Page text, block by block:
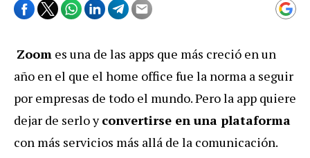
Zoom es una de las apps que más creció en un
año en el que el home office fue la norma a seguir
por empresas de todo el mundo. Pero la app quiere
dejar de serlo yconvertirse en una plataforma
con más servicios más allá de la comunicación.